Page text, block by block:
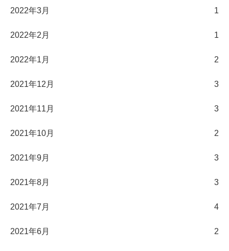
2022年3月 1
2022年2月 1
2022年1月 2
2021年12月 3
2021年11月 3
2021年10月 2
2021年9月 3
2021年8月 3
2021年7月 4
2021年6月 2